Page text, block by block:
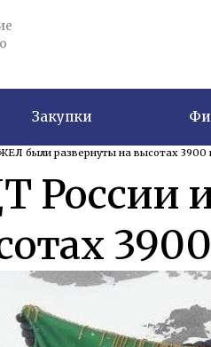
Закупки
были развернуты на высотах 3900